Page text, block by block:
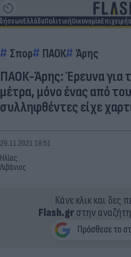
ΕλλάδαΠολιτικήΟικονομία
Σπορ ΠΑΟΚ Άρης
ΠΑΟΚ-Άρης: Έρευνα για
μέτρα, μόνο ένας από
συλληφθέντες είχε
Ηλίας
Λιβάνιος
29.11.2021 18:51
Κάνε κλικ και δες
Flash.grστην